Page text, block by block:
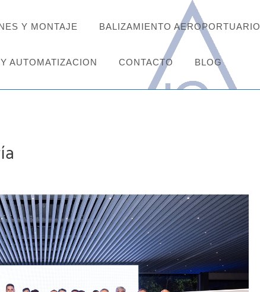
Y MONTAJE BALIZAMIENTO AEROPORTUARIO
AUTOMATIZACION CONTACTO BLOG